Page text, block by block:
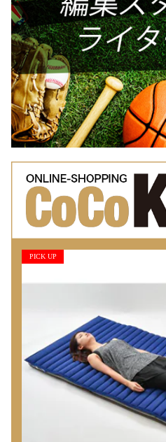
PICK UP